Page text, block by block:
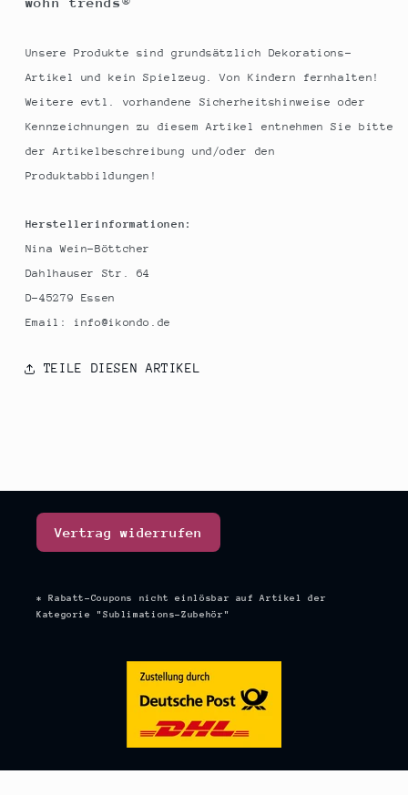
Unsere Produkte sind grundsätzlich Dekorations-
Artikel und kein Spielzeug. Von Kindern fernhalten!
Weitere evtl. vorhandene Sicherheitshinweise oder
Kennzeichnungen zu diesem Artikel entnehmen Sie bitte
der Artikelbeschreibung und/oder den
Produktabbildungen!
Herstellerinformationen:
Nina Wein-Böttcher
Dahlhauser Str. 64
D-45279 Essen
Email: info@ikondo.de
TEILE DIESEN ARTIKEL
Vertrag widerrufen
* Rabatt-Coupons nicht einlösbar auf Artikel der
Kategorie "Sublimations-Zubehör"